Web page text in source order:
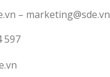
– marketing@sde.vn
597